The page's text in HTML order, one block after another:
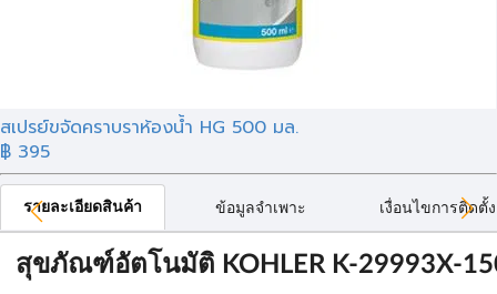
สเปรย์ขจัดคราบราห้องน้ำ HG 500 มล.
฿ 395
รายละเอียดสินค้า ข้อมูลจำเพาะ เงื่อนไขการติดตั้ง
สุขภัณฑ์อัตโนมัติ KOHLER K-29993X-